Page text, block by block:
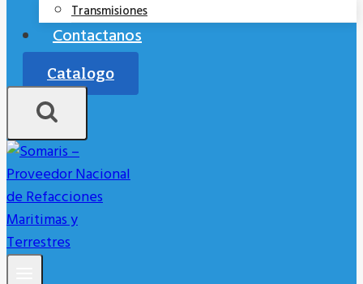
Transmisiones
Contactanos
Catalogo